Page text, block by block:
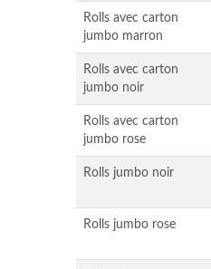
Rolls avec carton
jumbo marron
Rolls avec carton
jumbo noir
Rolls avec carton
jumbo rose
Rolls jumbo noir
Rolls jumbo rose